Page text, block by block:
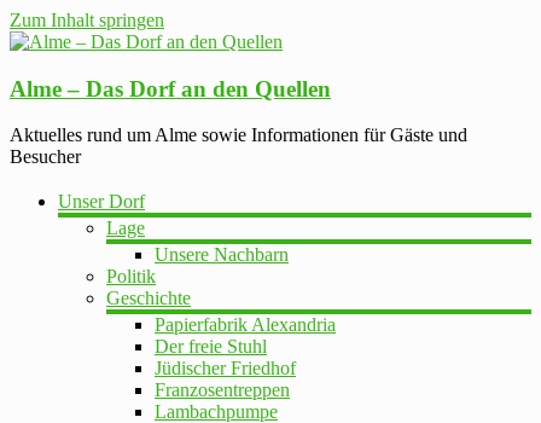
Zum Inhalt springen
Alme – Das Dorf an den Quellen
Aktuelles rund um Alme sowie Informationen für Gäste und
Besucher
Unser Dorf
Lage
Unsere Nachbarn
Politik
Geschichte
Papierfabrik Alexandria
Der freie Stuhl
Jüdischer Friedhof
Franzosentreppen
Lambachpumpe